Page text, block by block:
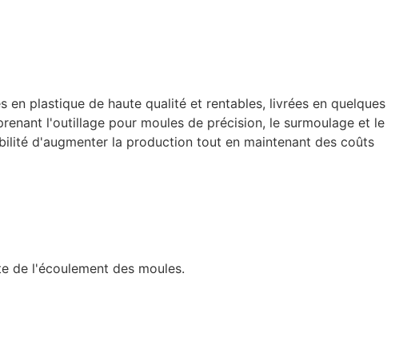
plastique de haute qualité et rentables, livrées en quelques
l'outillage pour moules de précision, le surmoulage et le
d'augmenter la production tout en maintenant des coûts
de l'écoulement des moules.